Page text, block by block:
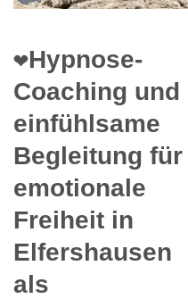
❤️Hypnose-
Coaching und
einfühlsame
Begleitung für
emotionale
Freiheit in
Elfershausen
als